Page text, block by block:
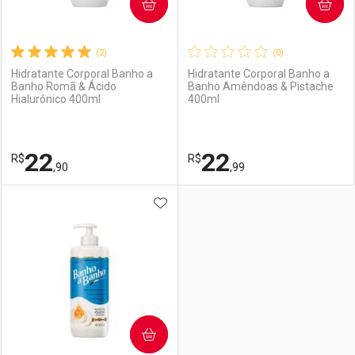
(2)
Hidratante Corporal Banho a
Banho Romã & Ácido
Hialurônico 400ml
R$22,90
COMPRAR
Laboratório
Por Menos
(0)
Hidratante Corporal Banho a
Banho Amêndoas & Pistache
400ml
R$22,99
COMPRAR
ADICIONAR AOS FAVORITOS
COMPRAR